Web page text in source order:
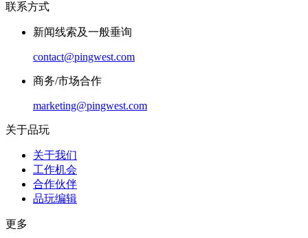
联系方式
新闻线索及一般垂询
contact@pingwest.com
商务/市场合作
marketing@pingwest.com
关于品玩
关于我们
工作机会
合作伙伴
品玩编辑
更多